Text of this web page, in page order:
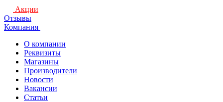
Акции
Отзывы
Компания
О компании
Реквизиты
Магазины
Производители
Новости
Вакансии
Статьи